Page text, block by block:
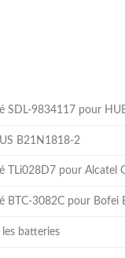
SDL-9834117 pour
B21N1818-2
TLi028D7 pour Alcatel
BTC-3082C pour Bofei
batteries